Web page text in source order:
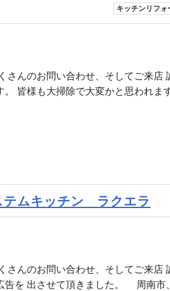
キッチンリフォ
さんのお問い合わせ、そしてご来店
皆様も大掃除で大変かと思われま
ムキッチン ラクエラ
さんのお問い合わせ、そしてご来店
告を 出させて頂きました。 周南